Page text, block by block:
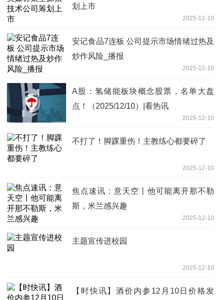
划上市
2025-12-10
安记食品7连板 公司提示市场情绪过热及
炒作风险_播报
2025-12-10
A股：氢储能板块概念股票，名单大盘
点！（2025/12/10）|看热讯
2025-12-10
不打了！脚踝重伤！主教练心都要碎了
2025-12-10
焦点速讯：意天空丨他可能离开那不勒
斯，米兰感兴趣
2025-12-10
主题宣传进校园
2025-12-10
【时快讯】酒价内参12月10日价格发